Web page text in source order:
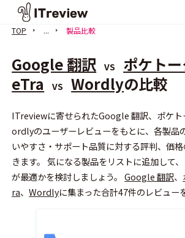
TOP ... 製品比較
Google 翻訳 VS ポケト
eTra
VS Wordlyの比較
ITreviewに寄せられたGoogle 翻訳、ポケ
ordlyのユーザーレビューをもとに、各製品
いやすさ・サポート品質に対する評判、価
きます。 気になる製品をリストに追加して
が最適かを検討しましょう。Google 翻訳、
ra、Wordlyに集まった合計47件のレビュー
会員登録（無料）